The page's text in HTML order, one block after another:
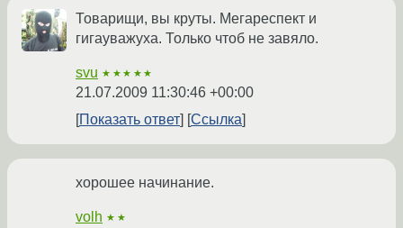
Товарищи, вы круты. Мегареспект и
гигауважуха. Только чтоб не завяло.
svu ★★★★★
21.07.2009 11:30:46 +00:00
Показать ответ
Ссылка
хорошее начинание.
volh ★★